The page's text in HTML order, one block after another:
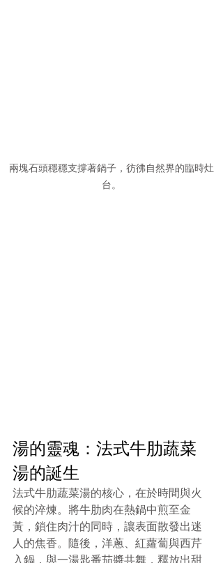
兩塊石頭穩穩支撐著鍋子，彷彿自然界的臨時灶
台。
湯的靈魂：法式牛肋蔬菜
湯的誕生
法式牛肋蔬菜湯的核心，在於時間與火
候的淬煉。將牛肋肉在熱鍋中煎至金
黃，鎖住肉汁的同時，讓表面散發出迷
人的焦香。隨後，洋蔥、紅蘿蔔與西芹
入鍋，與一湯匙番茄醬共舞，釋放出甜